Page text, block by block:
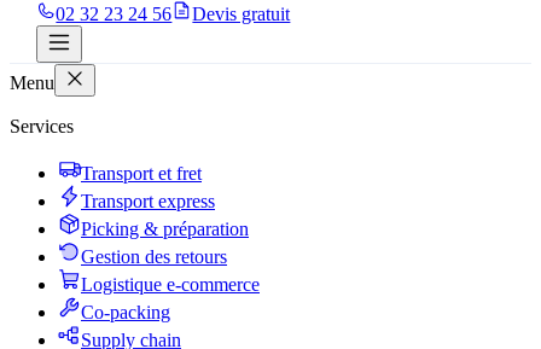
02 32 23 24 56
Devis gratuit
Menu
Services
Transport et fret
Transport express
Picking & préparation
Gestion des retours
Logistique e-commerce
Co-packing
Supply chain